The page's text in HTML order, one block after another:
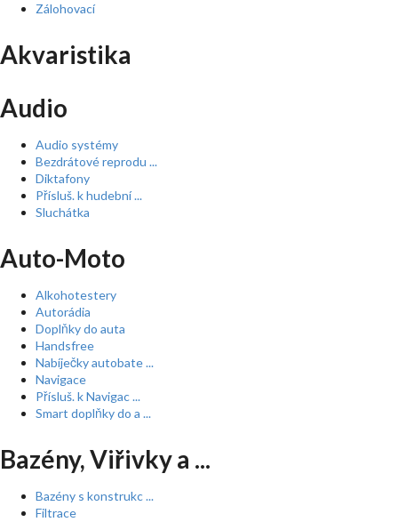
Zálohovací
Akvaristika
Audio
Audio systémy
Bezdrátové reprodu ...
Diktafony
Přísluš. k hudební ...
Sluchátka
Auto-Moto
Alkohotestery
Autorádia
Doplňky do auta
Handsfree
Nabíječky autobate ...
Navigace
Přísluš. k Navigac ...
Smart doplňky do a ...
Bazény, Viřivky a ...
Bazény s konstrukc ...
Filtrace